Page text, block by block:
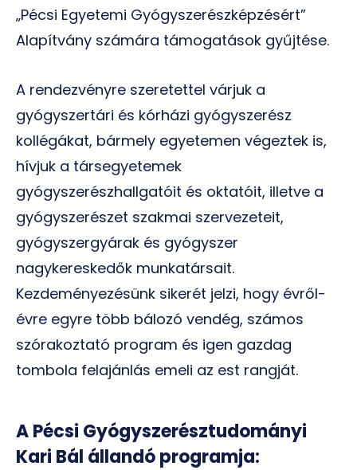
„Pécsi Egyetemi Gyógyszerészképzésért”
Alapítvány számára támogatások gyűjtése.
A rendezvényre szeretettel várjuk a
gyógyszertári és kórházi gyógyszerész
kollégákat, bármely egyetemen végeztek is,
hívjuk a társegyetemek
gyógyszerészhallgatóit és oktatóit, illetve a
gyógyszerészet szakmai szervezeteit,
gyógyszergyárak és gyógyszer
nagykereskedők munkatársait.
Kezdeményezésünk sikerét jelzi, hogy évről-
évre egyre több bálozó vendég, számos
szórakoztató program és igen gazdag
tombola felajánlás emeli az est rangját.
A Pécsi Gyógyszerésztudományi
Kari Bál állandó programja: